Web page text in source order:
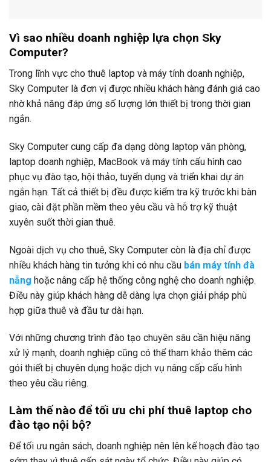
Vì sao nhiều doanh nghiệp lựa chọn Sky
Computer?
Trong lĩnh vực cho thuê laptop và máy tính doanh nghiệp,
Sky Computer là đơn vị được nhiều khách hàng đánh giá cao
nhờ khả năng đáp ứng số lượng lớn thiết bị trong thời gian
ngắn.
Sky Computer cung cấp đa dạng dòng laptop văn phòng,
laptop doanh nghiệp, MacBook và máy tính cấu hình cao
phục vụ đào tạo, hội thảo, tuyển dụng và triển khai dự án
ngắn hạn. Tất cả thiết bị đều được kiểm tra kỹ trước khi bàn
giao, cài đặt phần mềm theo yêu cầu và hỗ trợ kỹ thuật
xuyên suốt thời gian thuê.
Ngoài dịch vụ cho thuê, Sky Computer còn là địa chỉ được
nhiều khách hàng tin tưởng khi có nhu cầu bán máy tính đà
nẵng hoặc nâng cấp hệ thống công nghệ cho doanh nghiệp.
Điều này giúp khách hàng dễ dàng lựa chọn giải pháp phù
hợp giữa thuê và đầu tư dài hạn.
Với những chương trình đào tạo chuyên sâu cần hiệu năng
xử lý mạnh, doanh nghiệp cũng có thể tham khảo thêm các
gói thiết bị chuyên dụng hoặc dịch vụ nâng cấp cấu hình
theo yêu cầu riêng.
Làm thế nào để tối ưu chi phí thuê laptop cho
đào tạo nội bộ?
Để tối ưu ngân sách, doanh nghiệp nên lên kế hoạch đào tạo